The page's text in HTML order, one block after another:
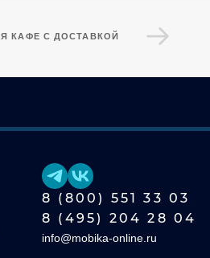
КАФЕ С ДОСТАВКОЙ
8 (800) 551 33 03
8 (495) 204 28 04
info@mobika-online.ru